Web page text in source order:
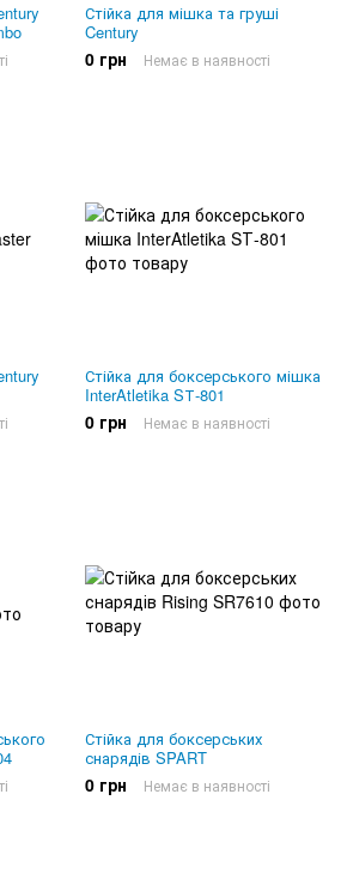
Стійка для мішка та груші
Century
0 грн Немає в наявності
Стійка для боксерського мішка
InterAtletika SТ-801
0 грн Немає в наявності
Стійка для боксерських
снарядів SPART
0 грн Немає в наявності